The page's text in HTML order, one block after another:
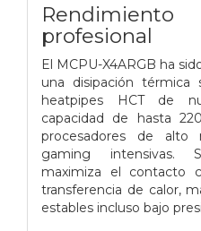
profesional
El MCPU-X4ARGB ha
una disipación térmica
heatpipes HCT de
capacidad de hasta
procesadores de alto
gaming intensivas.
maximiza el contacto
transferencia de calor,
estables incluso bajo